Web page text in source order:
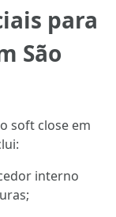
para
São
soft close em
interno